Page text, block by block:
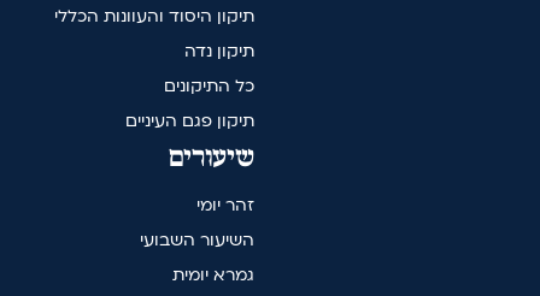
תיקון היסוד והעוונות הכללי
תיקון נדה
כל התיקונים
תיקון פגם העיניים
שיעורים
זהר יומי
השיעור השבועי
גמרא יומית